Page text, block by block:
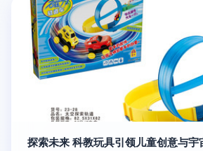
探索未来 科教玩具引领儿童创意与